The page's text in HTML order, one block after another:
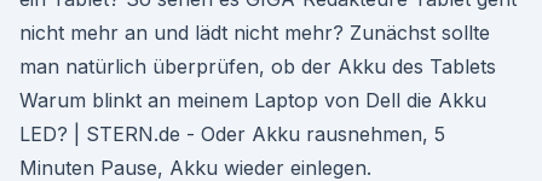
nicht mehr an und lädt nicht mehr? Zunächst sollte
man natürlich überprüfen, ob der Akku des Tablets
Warum blinkt an meinem Laptop von Dell die Akku
LED? | STERN.de - Oder Akku rausnehmen, 5
Minuten Pause, Akku wieder einlegen.